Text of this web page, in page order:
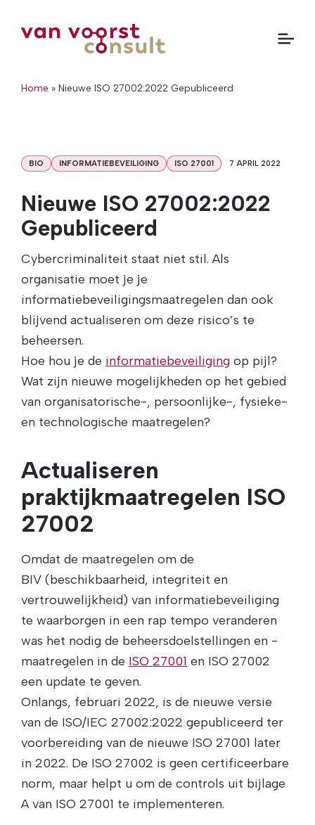
Home » Nieuwe ISO 27002:2022 Gepubliceerd
BIO INFORMATIEBEVEILIGING ISO 27001 7 APRIL 2022
Nieuwe ISO 27002:2022
Gepubliceerd
Cybercriminaliteit staat niet stil. Als
organisatie moet je je
informatiebeveiligingsmaatregelen dan ook
blijvend actualiseren om deze risico’s te
beheersen.
Hoe hou je de informatiebeveiliging op pijl?
Wat zijn nieuwe mogelijkheden op het gebied
van organisatorische-, persoonlijke-, fysieke-
en technologische maatregelen?
Actualiseren
praktijkmaatregelen ISO
27002
Omdat de maatregelen om de
BIV (beschikbaarheid, integriteit en
vertrouwelijkheid) van informatiebeveiliging
te waarborgen in een rap tempo veranderen
was het nodig de beheersdoelstellingen en -
maatregelen in de ISO 27001 en ISO 27002
een update te geven.
Onlangs, februari 2022, is de nieuwe versie
van de ISO/IEC 27002:2022 gepubliceerd ter
voorbereiding van de nieuwe ISO 27001 later
in 2022. De ISO 27002 is geen certificeerbare
norm, maar helpt u om de controls uit bijlage
A van ISO 27001 te implementeren.